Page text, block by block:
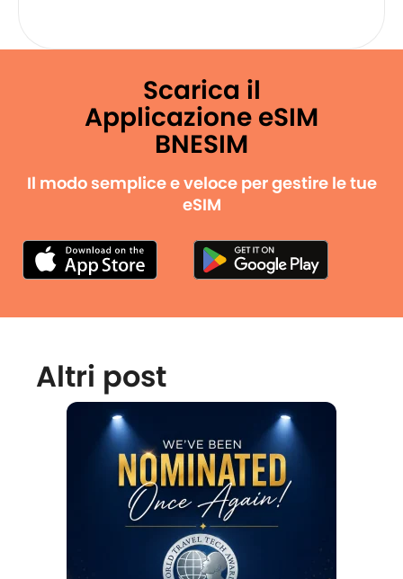
Scarica il
Applicazione eSIM
BNESIM
Il modo semplice e veloce per gestire le tue
eSIM
Altri post